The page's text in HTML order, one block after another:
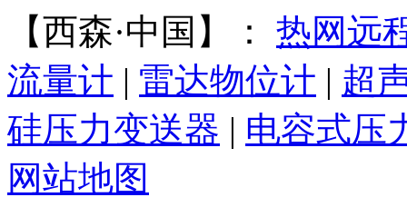
【西森·中国】： 热网远
流量计 | 雷达物位计 | 超
硅压力变送器 | 电容式压
网站地图